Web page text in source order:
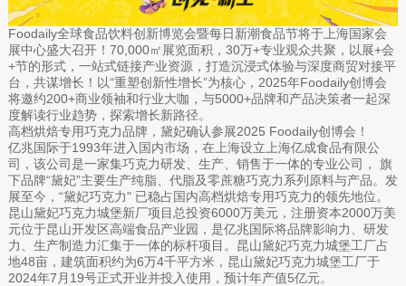
Foodaily全球食品饮料创新博览会暨每日新潮食品节将于上海国家会
展中心盛大召开！70,000㎡展览面积，30万+专业观众共聚，以展+会
+节的形式，一站式链接产业资源，打造沉浸式体验与深度商贸对接平
台，共谋增长！以“重塑创新性增长”为核心，2025年Foodaily创博会
将邀约200+商业领袖和行业大咖，与5000+品牌和产品决策者一起深
度解读行业趋势，探索增长新路径。
高档烘焙专用巧克力品牌，黛妃确认参展2025 Foodaily创博会！
亿兆国际于1993年进入国内市场，在上海设立上海亿成食品有限公
司，该公司是一家集巧克力研发、生产、销售于一体的专业公司， 旗
下品牌“黛妃”主要生产纯脂、代脂及零蔗糖巧克力系列原料与产品。发
展至今，“黛妃巧克力" 已稳占国内高档烘焙专用巧克力的领先地位。
昆山黛妃巧克力城堡新厂项目总投资6000万美元，注册资本2000万美
元位于昆山开发区高端食品产业园，是亿兆国际将品牌影响力、研发
力、生产制造力汇集于一体的标杆项目。昆山黛妃巧克力城堡工厂占
地48亩，建筑面积约为6万4千平方米，昆山黛妃巧克力城堡工厂于
2024年7月19号正式开业并投入使用，预计年产值5亿元。